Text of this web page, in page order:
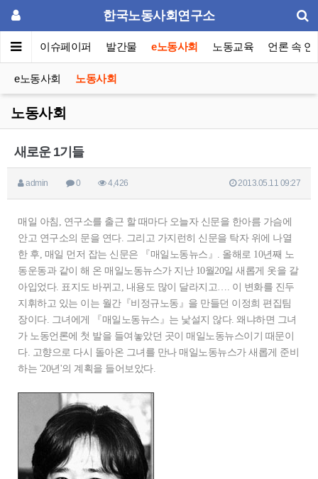
한국노동사회연구소
포럼 이슈페이퍼 발간물 e노동사회 노동교육 언론 속 연
e노동사회 노동사회
노동사회
새로운 1기들
admin 0 4,426 2013.05.11 09:27
매일 아침, 연구소를 출근 할 때마다 오늘자 신문을 한아름 가슴에
안고 연구소의 문을 연다. 그리고 가지런히 신문을 탁자 위에 나열
한 후, 매일 먼저 잡는 신문은 『매일노동뉴스』. 올해로 10년째 노
동운동과 같이 해 온 매일노동뉴스가 지난 10월20일 새롭게 옷을 갈
아입었다. 표지도 바뀌고, 내용도 많이 달라지고…. 이 변화를 진두
지휘하고 있는 이는 월간『비정규노동』을 만들던 이정희 편집팀
장이다. 그녀에게 『매일노동뉴스』는 낯설지 않다. 왜냐하면 그녀
가 노동언론에 첫 발을 들여놓았던 곳이 매일노동뉴스이기 때문이
다. 고향으로 다시 돌아온 그녀를 만나 매일노동뉴스가 새롭게 준비
하는 '20년'의 계획을 들어보았다.